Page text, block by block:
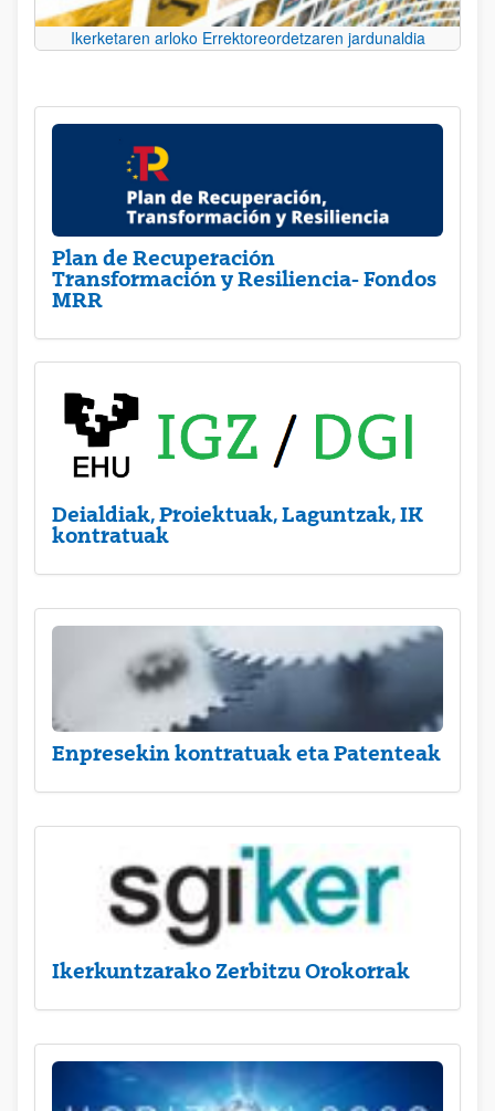
Ikerketaren arloko Errektoreordetzaren jardunaldia
Plan de Recuperación
Transformación y Resiliencia- Fondos
MRR
Deialdiak, Proiektuak, Laguntzak, IK
kontratuak
Enpresekin kontratuak eta Patenteak
Ikerkuntzarako Zerbitzu Orokorrak